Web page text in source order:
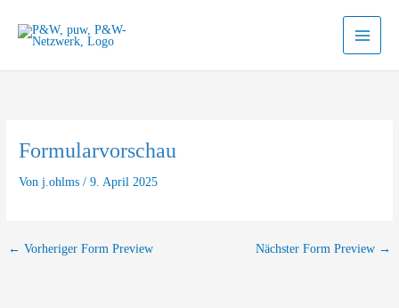
Inhalt
springen
Formularvorschau
Vonj.ohlms/9. April 2025
← Vorheriger Form Preview Nächster Form Preview →